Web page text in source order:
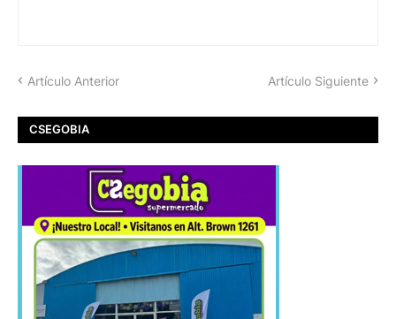
Artículo Anterior Artículo Siguiente
CSEGOBIA